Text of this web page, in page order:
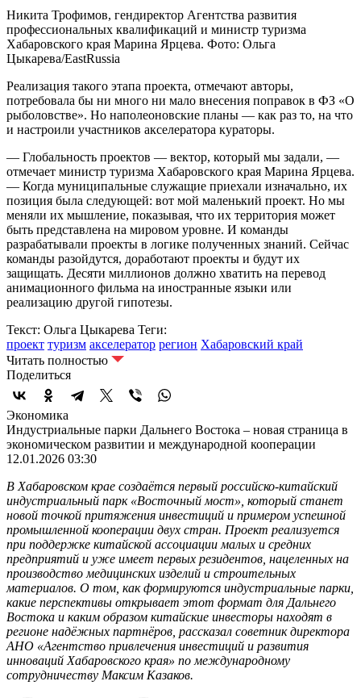
Никита Трофимов, гендиректор Агентства развития
профессиональных квалификаций и министр туризма
Хабаровского края Марина Ярцева. Фото: Ольга
Цыкарева/EastRussia
Реализация такого этапа проекта, отмечают авторы,
потребовала бы ни много ни мало внесения поправок в ФЗ «О
рыболовстве». Но наполеоновские планы — как раз то, на что
и настроили участников акселератора кураторы.
— Глобальность проектов — вектор, который мы задали, —
отмечает министр туризма Хабаровского края Марина Ярцева.
— Когда муниципальные служащие приехали изначально, их
позиция была следующей: вот мой маленький проект. Но мы
меняли их мышление, показывая, что их территория может
быть представлена на мировом уровне. И команды
разрабатывали проекты в логике полученных знаний. Сейчас
команды разойдутся, доработают проекты и будут их
защищать. Десяти миллионов должно хватить на перевод
анимационного фильма на иностранные языки или
реализацию другой гипотезы.
Текст: Ольга Цыкарева Теги:
проект туризм акселератор регион Хабаровский край
Читать полностью
Поделиться
Экономика
Индустриальные парки Дальнего Востока – новая страница в
экономическом развитии и международной кооперации
12.01.2026 03:30
В Хабаровском крае создаётся первый российско-китайский
индустриальный парк «Восточный мост», который станет
новой точкой притяжения инвестиций и примером успешной
промышленной кооперации двух стран. Проект реализуется
при поддержке китайской ассоциации малых и средних
предприятий и уже имеет первых резидентов, нацеленных на
производство медицинских изделий и строительных
материалов. О том, как формируются индустриальные парки,
какие перспективы открывает этот формат для Дальнего
Востока и каким образом китайские инвесторы находят в
регионе надёжных партнёров, рассказал советник директора
АНО «Агентство привлечения инвестиций и развития
инноваций Хабаровского края» по международному
сотрудничеству Максим Казаков.